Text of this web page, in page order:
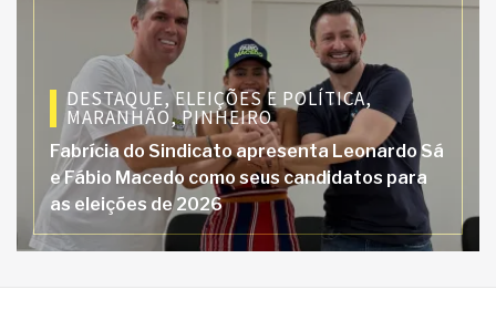
DESTAQUE,ELEIÇÕES E POLÍTICA,
MARANHÃO,PINHEIRO
Fabrícia do Sindicato apresenta Leonardo Sá
e Fábio Macedo como seus candidatos para
as eleições de 2026